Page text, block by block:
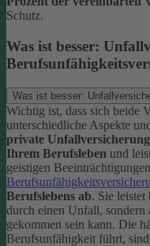
Schutz.
Was ist besser:
Was ist besser:
Wichtig ist, dass sich beide
unterschiedliche Aspekte
private
Ihrem Berufsleben und
geistigen
Berufslebens ab. Sie
durch einen Unfall, sondern
gekommen sein kann. Die
Berufsunfähigkeit führt,